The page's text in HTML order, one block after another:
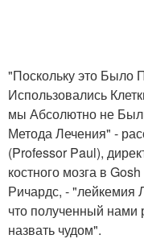
"Поскольку это Было
Использовались
мы Абсолютно не
Метода Лечения" -
(Professor Paul),
костного мозга в
Ричардс, - "лейкемия
что полученный нами
назвать чудом".